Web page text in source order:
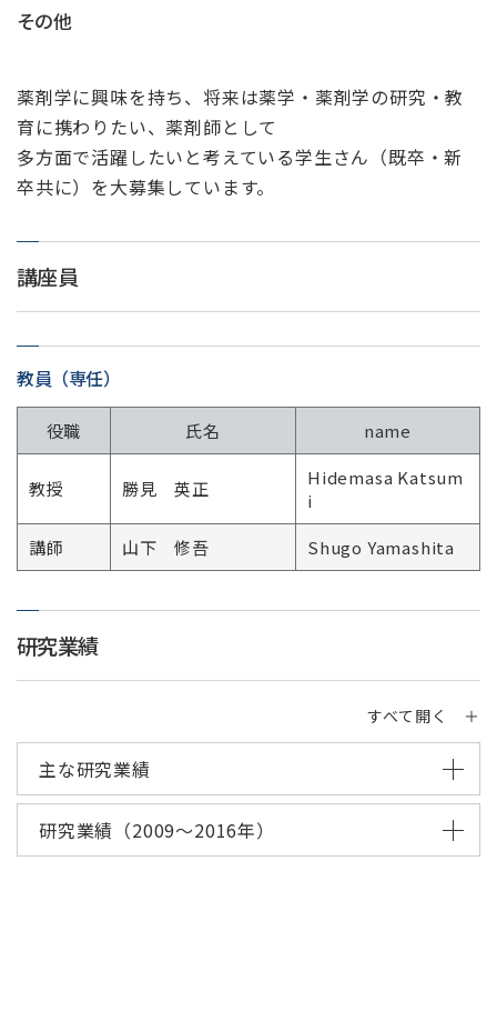
その他
薬剤学に興味を持ち、将来は薬学・薬剤学の研究・教
育に携わりたい、薬剤師として
多方面で活躍したいと考えている学生さん（既卒・新
卒共に）を大募集しています。
講座員
教員（専任）
役職 氏名 name
教授 勝見 英正
Hidemasa Katsum
i
講師
山下 修吾 Shugo Yamashita
研究業績
すべて開く ＋
主な研究業績
研究業績（2009～2016年）